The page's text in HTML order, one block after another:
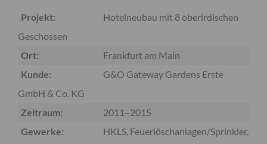
Projekt:
Hotelneubau mit 8 oberirdischen
Geschossen
Ort:
Frankfurt am Main
Kunde:
G&O Gateway Gardens Erste
GmbH & Co. KG
Zeitraum:
2011–2015
Gewerke:
HKLS, Feuerlöschanlagen/Sprinkler,